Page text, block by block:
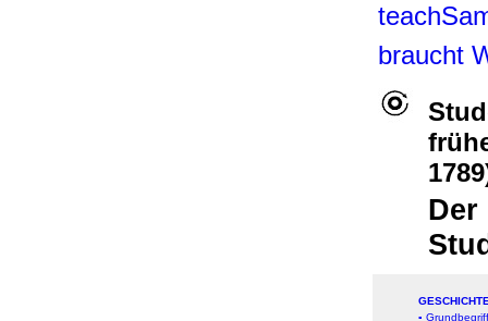
braucht
Der
▪